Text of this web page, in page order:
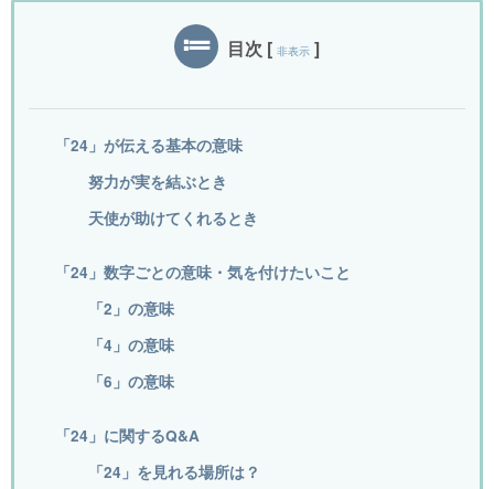
目次 [ 非表示 ]
「24」が伝える基本の意味
努力が実を結ぶとき
天使が助けてくれるとき
「24」数字ごとの意味・気を付けたいこと
「2」の意味
「4」の意味
「6」の意味
「24」に関するQ&A
「24」を見れる場所は？